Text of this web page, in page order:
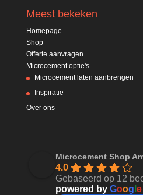
Meest bekeken
Homepage
Shop
Offerte aanvragen
Microcement optie's
Microcement laten aanbrengen
Inspiratie
Over ons
Microcement Shop
4.0
Gebaseerd op 12
powered by Goog e